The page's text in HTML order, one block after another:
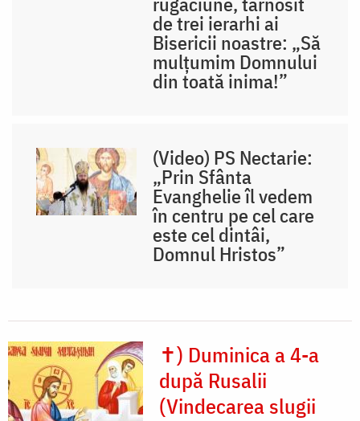
de trei ierarhi ai
Bisericii noastre: „Să
mulțumim Domnului
din toată inima!”
(Video) PS Nectarie:
„Prin Sfânta
Evanghelie îl vedem
în centru pe cel care
este cel dintâi,
Domnul Hristos”
✝) Duminica a 4-a
după Rusalii
(Vindecarea slugii